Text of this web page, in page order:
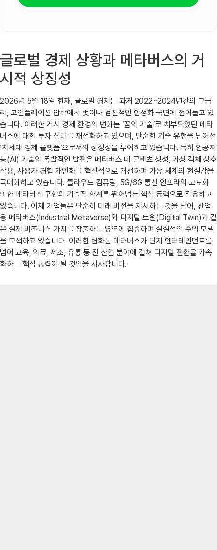
글로벌 경제 상황과 메타버스의 거
시적 상징성
2026년 5월 18일 현재, 글로벌 경제는 과거 2022~2024년간의 고금
리, 고인플레이션 압박에서 벗어나 점진적인 안정화 국면에 접어들고 있
습니다. 이러한 거시 경제 환경의 변화는 ‘꿈의 기술’로 치부되었던 메타
버스에 대한 투자 심리를 재점화하고 있으며, 단순한 기술 유행을 넘어선
‘차세대 경제 플랫폼’으로서의 상징성을 부여하고 있습니다. 특히 인공지
능(AI) 기술의 폭발적인 발전은 메타버스 내 콘텐츠 생성, 가상 객체 상호
작용, 사용자 경험 개인화를 혁신적으로 개선하며 가상 세계의 현실감을
극대화하고 있습니다. 클라우드 컴퓨팅, 5G/6G 통신 인프라의 고도화
또한 메타버스 구현의 기술적 한계를 뛰어넘는 핵심 동력으로 작용하고
있습니다. 이제 기업들은 단순히 미래 비전을 제시하는 것을 넘어, 산업
용 메타버스(Industrial Metaverse)와 디지털 트윈(Digital Twin)과 같
은 실제 비즈니스 가치를 창출하는 영역에 집중하며 실질적인 수익 모델
을 모색하고 있습니다. 이러한 변화는 메타버스가 단지 엔터테인먼트를
넘어 교육, 의료, 제조, 유통 등 전 산업 분야에 걸쳐 디지털 전환을 가속
화하는 핵심 동력이 될 것임을 시사합니다.